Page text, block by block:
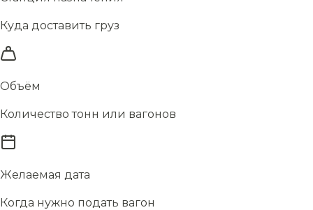
Куда доставить груз
Объём
Количество тонн или вагонов
Желаемая дата
Когда нужно подать вагон